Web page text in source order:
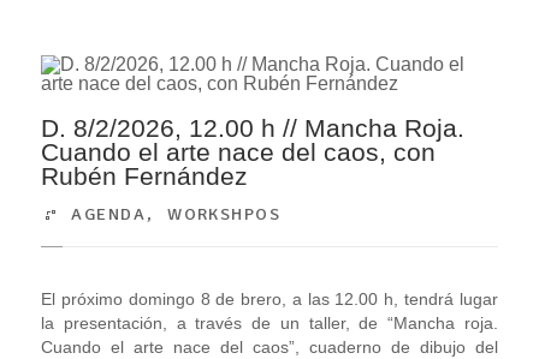
D. 8/2/2026, 12.00 h // Mancha Roja.
Cuando el arte nace del caos, con
Rubén Fernández
AGENDA,WORKSHPOS
El próximo domingo 8 de brero, a las 12.00 h, tendrá lugar
la presentación, a través de un taller, de “Mancha roja.
Cuando el arte nace del caos”, cuaderno de dibujo del